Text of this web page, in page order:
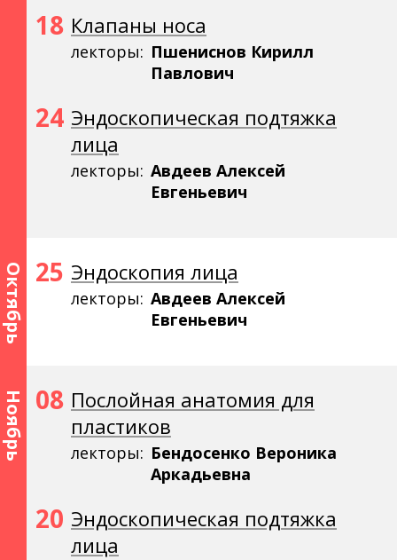
18 Клапаны носа
лекторы: Пшениснов Кирилл
Павлович
24 Эндоскопическая подтяжка
лица
лекторы: Авдеев Алексей
Евгеньевич
Октябрь 25 Эндоскопия лица
лекторы: Авдеев Алексей
Евгеньевич
Ноябрь 08 Послойная анатомия для
пластиков
лекторы: Бендосенко Вероника
Аркадьевна
20 Эндоскопическая подтяжка
лица